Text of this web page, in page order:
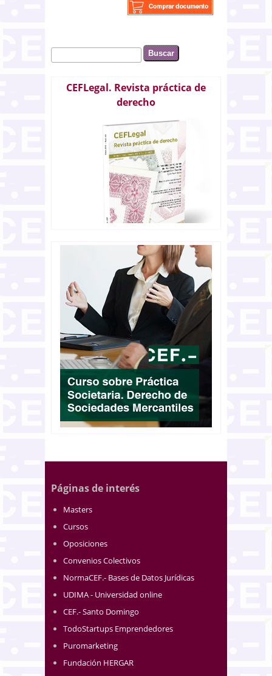
Formulario de búsqueda
Buscar
CEFLegal. Revista práctica de
derecho
Páginas de interés
Masters
Cursos
Oposiciones
Convenios Colectivos
NormaCEF.- Bases de Datos Jurídicas
UDIMA - Universidad online
CEF.- Santo Domingo
TodoStartups Emprendedores
Puromarketing
Fundación HERGAR